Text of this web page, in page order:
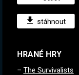
stáhnout
HRANÉ HRY
The Survivalists